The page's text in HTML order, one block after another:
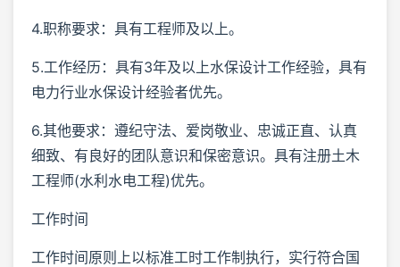
4.职称要求：具有工程师及以上。
5.工作经历：具有3年及以上水保设计工作经验，具有
电力行业水保设计经验者优先。
6.其他要求：遵纪守法、爱岗敬业、忠诚正直、认真
细致、有良好的团队意识和保密意识。具有注册土木
工程师(水利水电工程)优先。
工作时间
工作时间原则上以标准工时工作制执行，实行符合国